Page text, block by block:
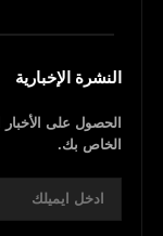
النشرة الإخبارية
الحصول على الأخبار
الخاص بك.